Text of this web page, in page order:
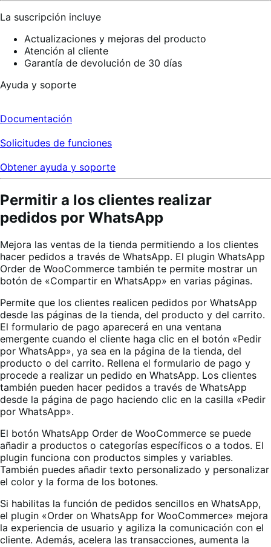
La suscripción incluye
Actualizaciones y mejoras del producto
Atención al cliente
Garantía de devolución de 30 días
Ayuda y soporte
Documentación
Solicitudes de funciones
Obtener ayuda y soporte
Permitir a los clientes realizar
pedidos por WhatsApp
Mejora las ventas de la tienda permitiendo a los clientes
hacer pedidos a través de WhatsApp. El plugin WhatsApp
Order de WooCommerce también te permite mostrar un
botón de «Compartir en WhatsApp» en varias páginas.
Permite que los clientes realicen pedidos por WhatsApp
desde las páginas de la tienda, del producto y del carrito.
El formulario de pago aparecerá en una ventana
emergente cuando el cliente haga clic en el botón «Pedir
por WhatsApp», ya sea en la página de la tienda, del
producto o del carrito. Rellena el formulario de pago y
procede a realizar un pedido en WhatsApp. Los clientes
también pueden hacer pedidos a través de WhatsApp
desde la página de pago haciendo clic en la casilla «Pedir
por WhatsApp».
El botón WhatsApp Order de WooCommerce se puede
añadir a productos o categorías específicos o a todos. El
plugin funciona con productos simples y variables.
También puedes añadir texto personalizado y personalizar
el color y la forma de los botones.
Si habilitas la función de pedidos sencillos en WhatsApp,
el plugin «Order on WhatsApp for WooCommerce» mejora
la experiencia de usuario y agiliza la comunicación con el
cliente. Además, acelera las transacciones, aumenta la